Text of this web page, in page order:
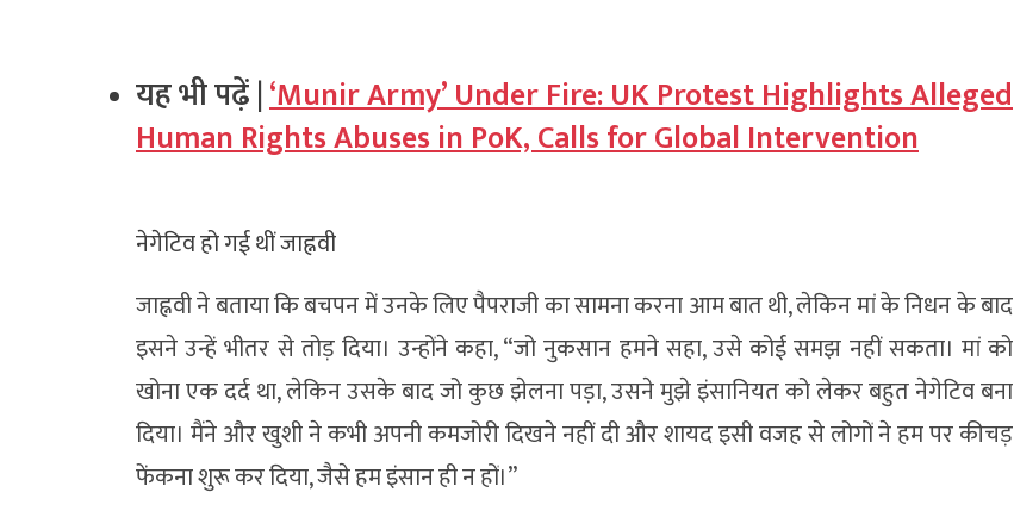
यह भी पढ़ें |‘Munir Army’ Under Fire: UK Protest Highlights Alleged
Human Rights Abuses in PoK, Calls for Global Intervention
नेगेटिव हो गई थीं जाह्नवी
जाह्नवी ने बताया कि बचपन में उनके लिए पैपराजी का सामना करना आम बात थी, लेकिन मां के निधन के बाद
इसने उन्हें भीतर से तोड़ दिया। उन्होंने कहा, “जो नुकसान हमने सहा, उसे कोई समझ नहीं सकता। मां को
खोना एक दर्द था, लेकिन उसके बाद जो कुछ झेलना पड़ा, उसने मुझे इंसानियत को लेकर बहुत नेगेटिव बना
दिया। मैंने और खुशी ने कभी अपनी कमजोरी दिखने नहीं दी और शायद इसी वजह से लोगों ने हम पर कीचड़
फेंकना शुरू कर दिया, जैसे हम इंसान ही न हों।”